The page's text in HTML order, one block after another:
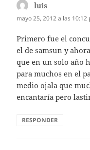
luis
mayo 25, 2012 a las 10:12
Primero fue el
el de samsun y
que en un solo año
para muchos en el
medio ojala que
encantaría pero
RESPONDER